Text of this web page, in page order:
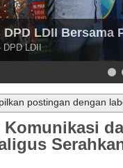
Tebo
Bersama Ketua - Pembina
postingan dengan
Komunikasi